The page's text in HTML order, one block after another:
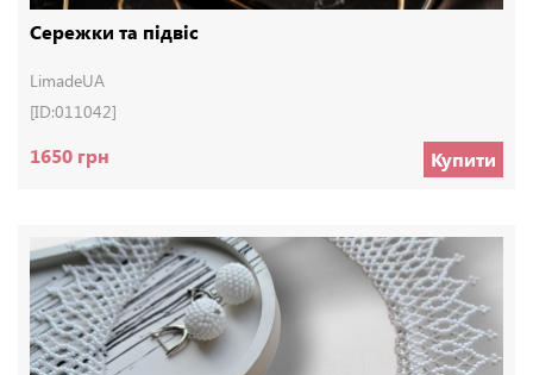
Сережки та підвіс
LimadeUA
[ID:011042]
1650 грн Купити